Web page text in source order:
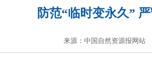
防范“临时变永久”
来源：中国自然资源报网站